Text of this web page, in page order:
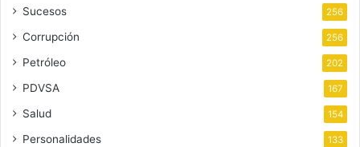
Sucesos 256
Corrupción 256
Petróleo 202
PDVSA 167
Salud 154
Personalidades 133